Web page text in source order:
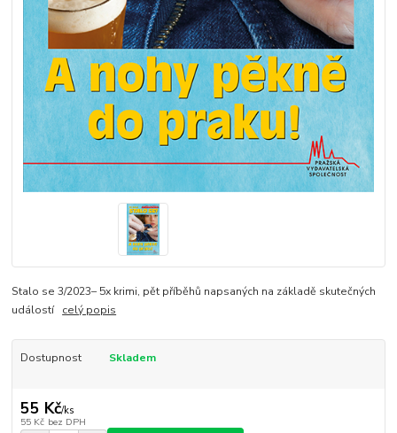
Stalo se 3/2023– 5x krimi, pět příběhů napsaných na základě skutečných
událostí celý popis
Dostupnost Skladem
55 Kč/ks
55 Kč bez DPH